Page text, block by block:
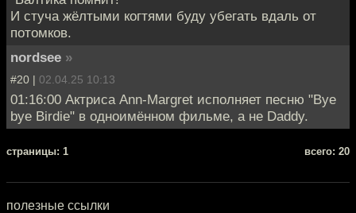
И стуча жёлтыми когтями буду убегать вдаль от
потомков.
nordsee »
#20 | 02.04.25 10:13
01:16:00 Актриса Ann-Margret исполняет песню "Bye
bye Birdie" в одноимённом фильме, а не Daddy.
cтраницы: 1 всего: 20
полезные ссылки